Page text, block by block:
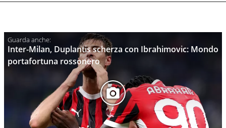
Inter-Milan, Duplantis scherza con Ibrahimovic: Mondo
portafortuna rossonero